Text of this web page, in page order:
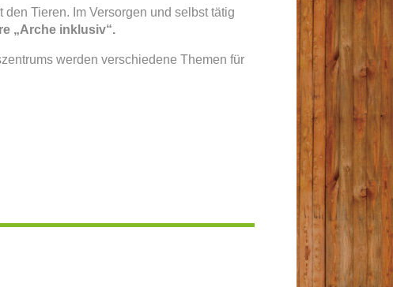
Tieren. Im Versorgen und selbst tätig
„Arche inklusiv“.
werden verschiedene Themen für